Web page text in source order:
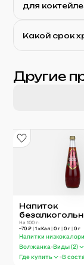
для
Какой срок
Другие
Напиток
Волжанка
Рябина 0,5 л
На 100 г:
~70 ₽| 1 кКал| 0 г| 0 г| 0 г
Напитки
Волжанка Виды (2)
Где купить
В